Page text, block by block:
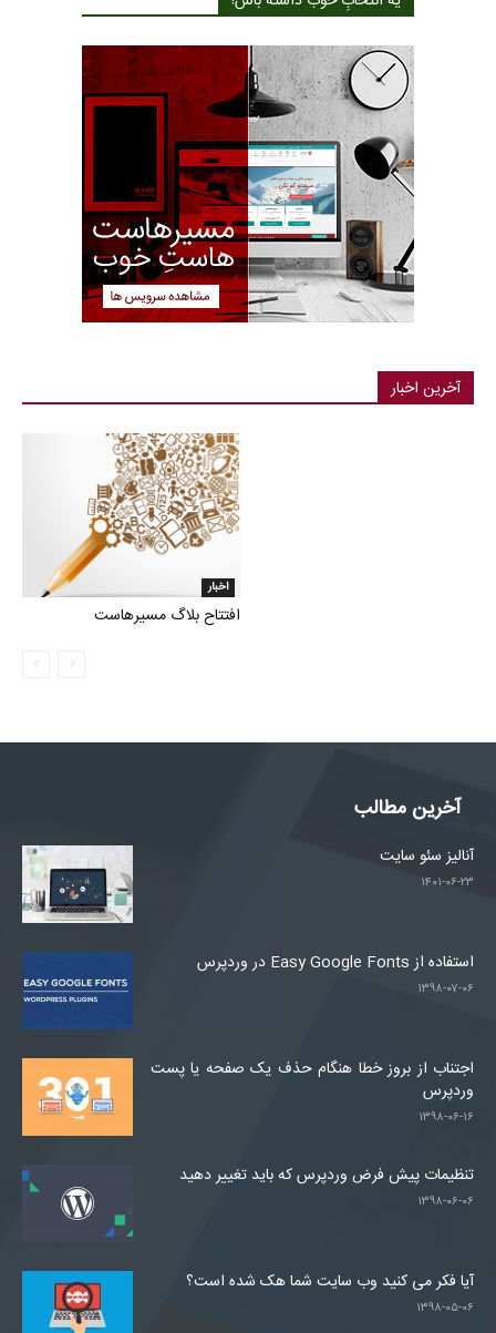
آخرین اخبار
اخبار
افتتاح بلاگ مسیرهاست
آخرین مطالب
آنالیز سئو سایت
۱۴۰۱-۰۶-۲۳
استفاده از Easy Google Fonts در وردپرس
۱۳۹۸-۰۷-۰۶
اجتناب از بروز خطا هنگام حذف یک صفحه یا پست
وردپرس
۱۳۹۸-۰۶-۱۶
تنظیمات پیش فرض وردپرس که باید تغییر دهید
۱۳۹۸-۰۶-۰۶
آیا فکر می کنید وب سایت شما هک شده است؟
۱۳۹۸-۰۵-۰۶